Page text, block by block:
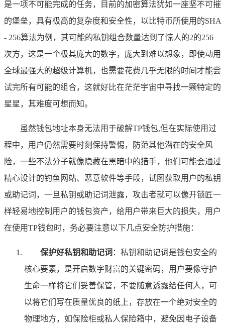
是一项不可能完成的任务，目前的加密算法犹如一座坚不可摧
的堡垒，具有极高的复杂度和安全性，以比特币所使用的SHA
- 256算法为例，其可能的私钥组合数量达到了惊人的2的256
次方，这是一个极其庞大的数字，庞大到难以想象，即使动用
全球最强大的超级计算机，也需要花费几乎无限的时间才能尝
试完所有可能的组合，这就好比在茫茫宇宙中寻找一颗特定的
星星，其难度可想而知。
虽然钱包地址本身无法用于破解TP钱包,但在实际使用过
程中，用户仍然需要时刻保持警惕，防范其他潜在的安全风
险，一些不法分子就像隐藏在黑暗中的猎手，他们可能会通过
精心设计的钓鱼网站、恶意软件等手段，试图获取用户的私钥
或助记词，一旦私钥或助记词泄露，攻击者就可以像开锁匠一
样轻易地控制用户的钱包资产，给用户带来巨大的损失，用户
在使用TP钱包时，务必要注意以下几点安全防护措施：
保护好私钥和助记词 ：私钥和助记词是钱包安全的
核心要素，是开启数字财富的关键密码，用户要像守护
生命一样将它们妥善保管，不要随意透露给任何人，可
以将它们写在质量优良的纸上，存放在一个绝对安全的
物理地方，如保险柜或私人保险箱中，避免因电子设备